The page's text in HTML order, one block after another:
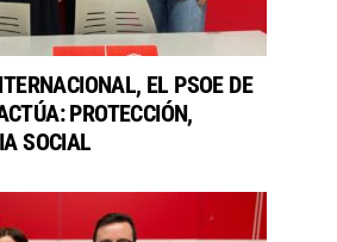
EL PSOE DE
PROTECCIÓN,
SOCIAL